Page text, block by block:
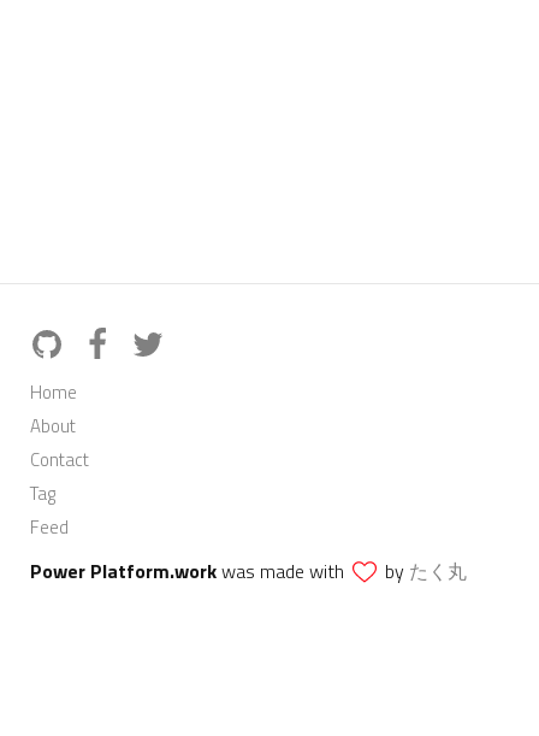
Home
About
Contact
Tag
Feed
Power Platform.workwas made with by たく丸